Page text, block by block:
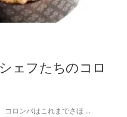
ェフたちのコロ
コロンバはこれまでさほ …